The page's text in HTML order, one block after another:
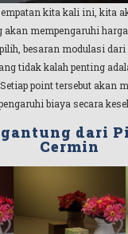
kita kali ini, kita
akan mempengaruhi
besaran modulasi
tidak kalah penting
point tersebut akan
biaya secara
dari
Cermin